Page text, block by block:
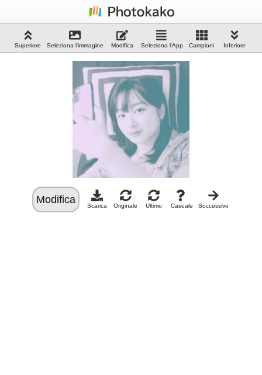
Superiore Seleziona l'immagine Modifica Seleziona l'App Campioni Inferiore
Modifica Scarica Originale Ultimo Casuale Successivo